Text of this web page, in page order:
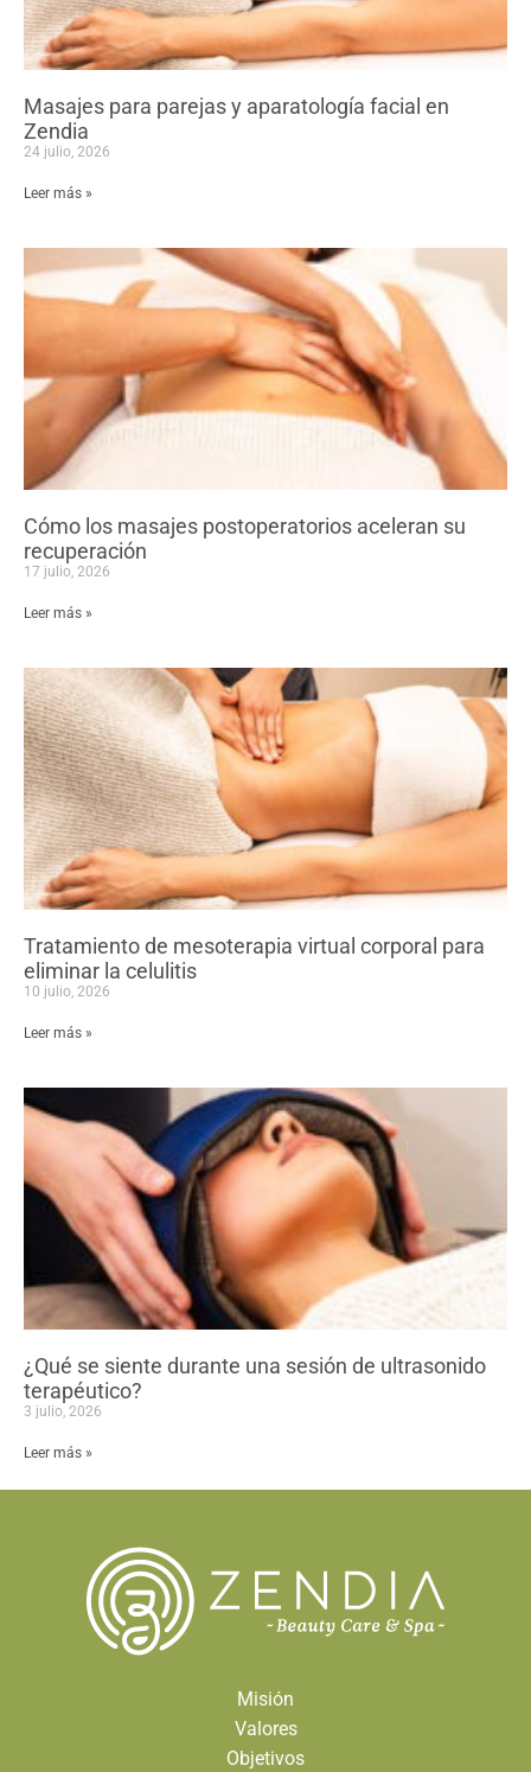
Masajes para parejas y aparatología facial en
Zendia
24 julio, 2026
Leer más »
Cómo los masajes postoperatorios aceleran su
recuperación
17 julio, 2026
Leer más »
Tratamiento de mesoterapia virtual corporal para
eliminar la celulitis
10 julio, 2026
Leer más »
¿Qué se siente durante una sesión de ultrasonido
terapéutico?
3 julio, 2026
Leer más »
Misión
Valores
Objetivos